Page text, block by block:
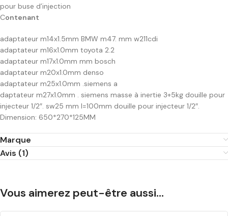
pour buse d’injection
Contenant
adaptateur m14x1.5mm BMW m47. mm w211cdi
adaptateur m16x1.0mm toyota 2.2
adaptateur m17x1.0mm mm bosch
adaptateur m20x1.0mm denso
adaptateur m25x1.0mm .siemens a
daptateur m27x1.0mm . siemens masse à inertie 3+5kg douille pour
injecteur 1/2″. sw25 mm l=100mm douille pour injecteur 1/2″.
Dimension: 650*270*125MM
Marque
Avis (1)
Vous aimerez peut-être aussi…